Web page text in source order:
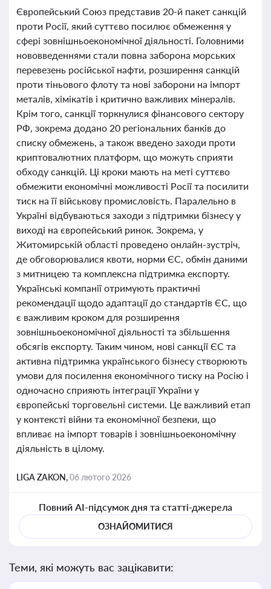
Європейський Союз представив 20-й пакет санкцій
проти Росії, який суттєво посилює обмеження у
сфері зовнішньоекономічної діяльності. Головними
нововведеннями стали повна заборона морських
перевезень російської нафти, розширення санкцій
проти тіньового флоту та нові заборони на імпорт
металів, хімікатів і критично важливих мінералів.
Крім того, санкції торкнулися фінансового сектору
РФ, зокрема додано 20 регіональних банків до
списку обмежень, а також введено заходи проти
криптовалютних платформ, що можуть сприяти
обходу санкцій. Ці кроки мають на меті суттєво
обмежити економічні можливості Росії та посилити
тиск на її військову промисловість. Паралельно в
Україні відбуваються заходи з підтримки бізнесу у
виході на європейський ринок. Зокрема, у
Житомирській області проведено онлайн-зустріч,
де обговорювалися квоти, норми ЄС, обмін даними
з митницею та комплексна підтримка експорту.
Українські компанії отримують практичні
рекомендації щодо адаптації до стандартів ЄС, що
є важливим кроком для розширення
зовнішньоекономічної діяльності та збільшення
обсягів експорту. Таким чином, нові санкції ЄС та
активна підтримка українського бізнесу створюють
умови для посилення економічного тиску на Росію і
одночасно сприяють інтеграції України у
європейські торговельні системи. Це важливий етап
у контексті війни та економічної безпеки, що
впливає на імпорт товарів і зовнішньоекономічну
діяльність в цілому.
LIGA ZAKON,06 лютого 2026
Повний AI-підсумок дня та статті-джерела
ОЗНАЙОМИТИСЯ
Теми, які можуть вас зацікавити: